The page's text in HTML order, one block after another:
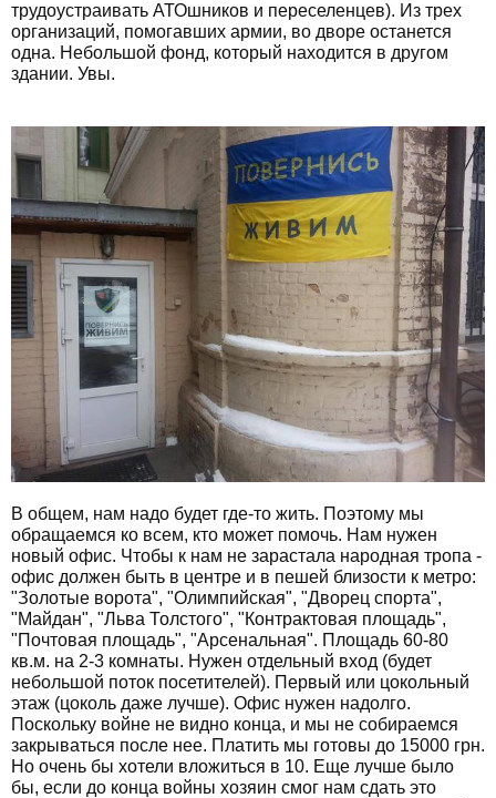
трудоустраивать АТОшников и переселенцев). Из трех
организаций, помогавших армии, во дворе останется
одна. Небольшой фонд, который находится в другом
здании. Увы.
В общем, нам надо будет где-то жить. Поэтому мы
обращаемся ко всем, кто может помочь. Нам нужен
новый офис. Чтобы к нам не зарастала народная тропа -
офис должен быть в центре и в пешей близости к метро:
"Золотые ворота", "Олимпийская", "Дворец спорта",
"Майдан", "Льва Толстого", "Контрактовая площадь",
"Почтовая площадь", "Арсенальная". Площадь 60-80
кв.м. на 2-3 комнаты. Нужен отдельный вход (будет
небольшой поток посетителей). Первый или цокольный
этаж (цоколь даже лучше). Офис нужен надолго.
Поскольку войне не видно конца, и мы не собираемся
закрываться после нее. Платить мы готовы до 15000 грн.
Но очень бы хотели вложиться в 10. Еще лучше было
бы, если до конца войны хозяин смог нам сдать это